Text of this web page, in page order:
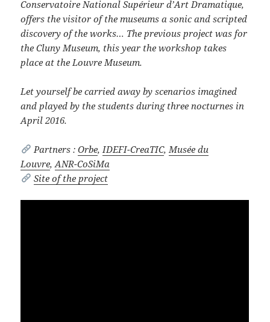
Conservatoire National Supérieur d’Art Dramatique,
offers the visitor of the museums a sonic and scripted
discovery of the works… The previous project was for
the Cluny Museum, this year the workshop takes
place at the Louvre Museum.
Let yourself be carried away by scenarios imagined
and played by the students during three nocturnes in
April 2016.
Partners : Orbe, IDEFI-CreaTIC, Musée du
Louvre,ANR-CoSiMa
Site of the project